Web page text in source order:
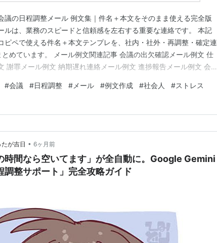
議の日程調整メール 例文集｜件名＋本文をそのまま使える完全版
ルは、業務のスピードと信頼感を左右する重要な連絡です。 本記
ピペで使える件名＋本文テンプレを、社内・社外・再調整・確定連
めています。 メール例文関連記事 会議の出欠確認メール例文 仕
謝罪メール例文 納期遅れ連絡メール例文 進捗報告メール例文 会
調整メールの基本構成 件名：目的が一目で分かる 候補日の提示
信依頼 例文①：…
#会議 #日程調整 #メール #例文作成 #社会人 #ストレス
が吉日 • 6ヶ月前
時間なら空いてます」が全自動に。Google Gemini
調整サポート」完全攻略ガイド